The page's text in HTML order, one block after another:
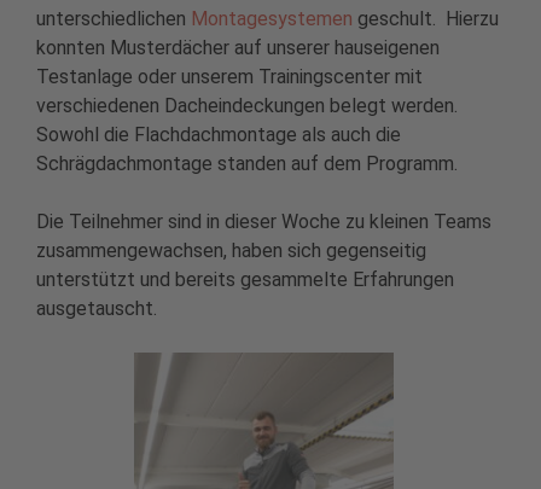
unterschiedlichen Montagesystemen geschult. Hierzu
konnten Musterdächer auf unserer hauseigenen
Testanlage oder unserem Trainingscenter mit
verschiedenen Dacheindeckungen belegt werden.
Sowohl die Flachdachmontage als auch die
Schrägdachmontage standen auf dem Programm.
Die Teilnehmer sind in dieser Woche zu kleinen Teams
zusammengewachsen, haben sich gegenseitig
unterstützt und bereits gesammelte Erfahrungen
ausgetauscht.